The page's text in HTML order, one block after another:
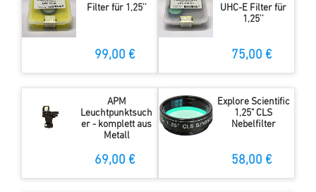
Filter für 1,25''
99,00 €
UHC-E Filter für
1,25''
75,00 €
APM
Leuchtpunktsuch
er - komplett aus
Metall
69,00 €
Explore Scientific
1,25" CLS
Nebelfilter
58,00 €